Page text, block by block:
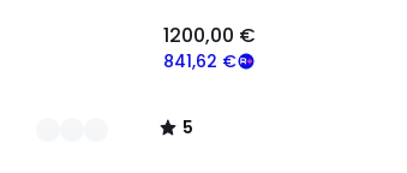
841,62 €
1200,00 €
5
/